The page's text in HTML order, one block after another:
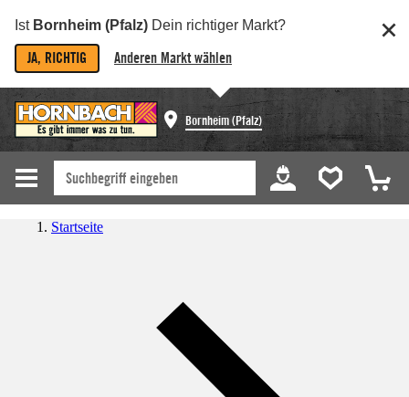
Ist Bornheim (Pfalz) Dein richtiger Markt?
JA, RICHTIG Anderen Markt wählen
Bornheim (Pfalz)
Startseite